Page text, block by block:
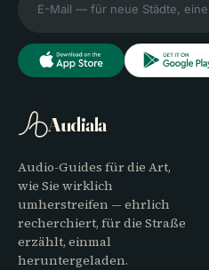
Audiala
Audio-Guides für die Art,
wie Sie wirklich
umherstreifen — ehrlich
recherchiert, für die Straße
erzählt, einmal
heruntergeladen.